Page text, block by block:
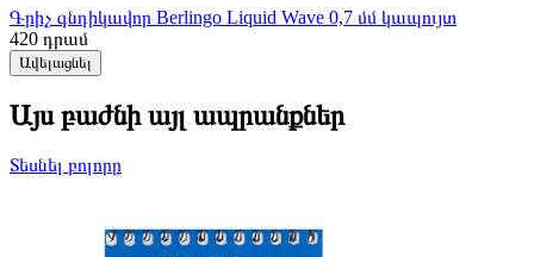
Գրիչ գնդիկավոր Berlingo Liquid Wave 0,7 մմ կապույտ
420 դրամ
Ավելացնել
Այս բաժնի այլ ապրանքներ
Տեսնել բոլորը